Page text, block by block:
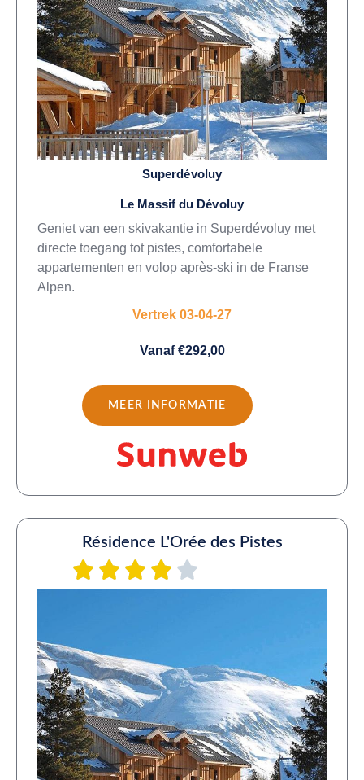
Superdévoluy
Le Massif du Dévoluy
Geniet van een skivakantie in Superdévoluy met
directe toegang tot pistes, comfortabele
appartementen en volop après-ski in de Franse
Alpen.
Vertrek 03-04-27
Vanaf €292,00
MEER INFORMATIE
Résidence L'Orée des Pistes